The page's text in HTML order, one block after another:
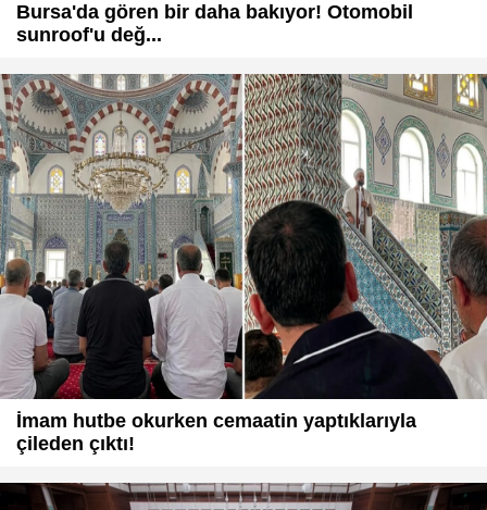
Bursa'da gören bir daha bakıyor! Otomobil
sunroof'u değ...
İmam hutbe okurken cemaatin yaptıklarıyla
çileden çıktı!